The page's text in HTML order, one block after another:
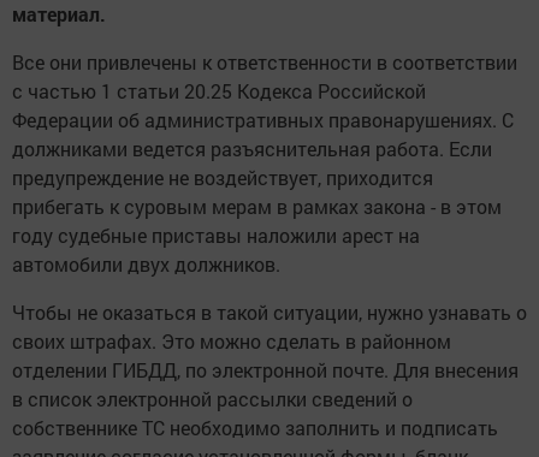
материал.
Все они привлечены к ответственности в соответствии
с частью 1 статьи 20.25 Кодекса Российской
Федерации об административных правонарушениях. С
должниками ведется разъяснительная работа. Если
предупреждение не воздействует, приходится
прибегать к суровым мерам в рамках закона - в этом
году судебные приставы наложили арест на
автомобили двух должников.
Чтобы не оказаться в такой ситуации, нужно узнавать о
своих штрафах. Это можно сделать в районном
отделении ГИБДД, по электронной почте. Для внесения
в список электронной рассылки сведений о
собственнике ТС необходимо заполнить и подписать